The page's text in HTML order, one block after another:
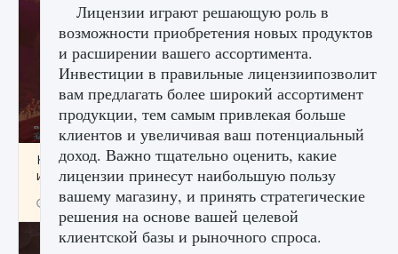
Как приручить существ джунглей Нари в
игре Creatures of Ava
9 августа 2024 1 218 0 0
Лицензии играют решающую роль в
возможности приобретения новых продуктов
и расширении вашего ассортимента.
Инвестиции в правильные лицензиипозволит
вам предлагать более широкий ассортимент
продукции, тем самым привлекая больше
клиентов и увеличивая ваш потенциальный
доход. Важно тщательно оценить, какие
лицензии принесут наибольшую пользу
вашему магазину, и принять стратегические
решения на основе вашей целевой
клиентской базы и рыночного спроса.